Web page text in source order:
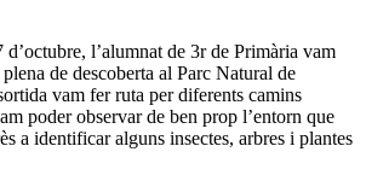
d’octubre, l’alumnat de 3r de Primària vam
de descoberta al Parc Natural de
vam fer ruta per diferents camins
poder observar de ben prop l’entorn que
a identificar alguns insectes, arbres i plantes